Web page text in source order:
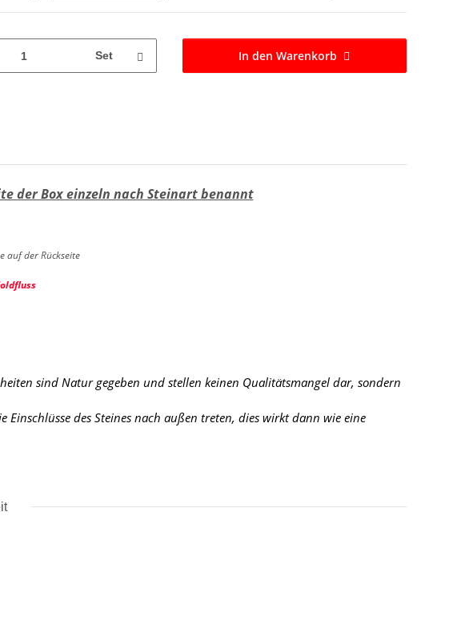
Set In den Warenkorb
der Box einzeln nach Steinart benannt
auf der Rückseite
sind Natur gegeben und stellen keinen Qualitätsmangel dar, sondern
des Steines nach außen treten, dies wirkt dann wie eine